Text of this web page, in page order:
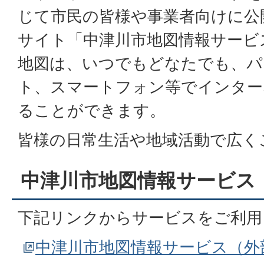
じて市民の皆様や事業者向けに
サイト「中津川市地図情報サー
地図は、いつでもどなたでも、
ト、スマートフォン等でインタ
ることができます。
皆様の日常生活や地域活動で広
中津川市地図情報サービス
下記リンクからサービスをご利
中津川市地図情報サービス（